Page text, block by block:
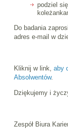
podziel
Do badania
adres e-mail w
Kliknij w link, aby
Absolwentów.
Dziękujemy i
Zespół Biura